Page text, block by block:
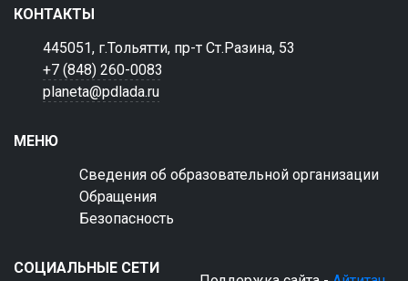
КОНТАКТЫ
445051, г.Тольятти, пр-т Ст.Разина, 53
+7 (848) 260-0083
planeta@pdlada.ru
МЕНЮ
Сведения об образовательной организации
Обращения
Безопасность
СОЦИАЛЬНЫЕ СЕТИ